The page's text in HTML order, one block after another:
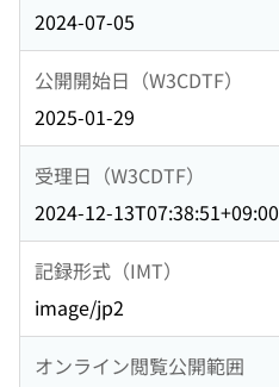
2024-07-05
公開開始日（W3CDTF）
2025-01-29
受理日（W3CDTF）
2024-12-13T07:38:51+09:00
記録形式（IMT）
image/jp2
オンライン閲覧公開範囲